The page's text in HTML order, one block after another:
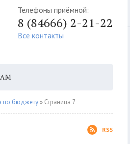
Телефоны приёмной:
8 (84666) 2-21-22
Все контакты
по бюджету » Страница 7
RSS